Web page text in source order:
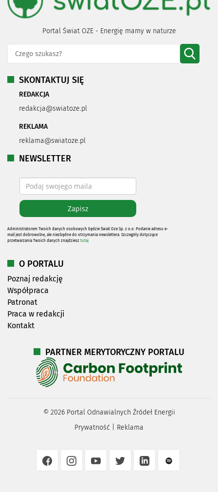
Portal Świat OZE - Energię mamy w naturze
SKONTAKTUJ SIĘ
REDAKCJA
redakcja@swiatoze.pl
REKLAMA
reklama@swiatoze.pl
NEWSLETTER
Administratorem Twoich danych osobowych będzie Świat Oze Sp. z o.o. Podanie adresu e-
mail jest dobrowolne, ale niezbędne do otrzymania newslettera. Szczegóły dotyczące
przetwarzania Twoich danych znajdziesz tutaj
O PORTALU
Poznaj redakcję
Współpraca
Patronat
Praca w redakcji
Kontakt
PARTNER MERYTORYCZNY PORTALU
© 2026Portal Odnawialnych Źródeł Energii
Prywatność
Reklama